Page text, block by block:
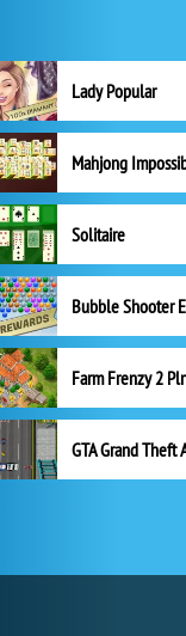
Lady Popular
Mahjong
Solitaire
GTA Grand Theft